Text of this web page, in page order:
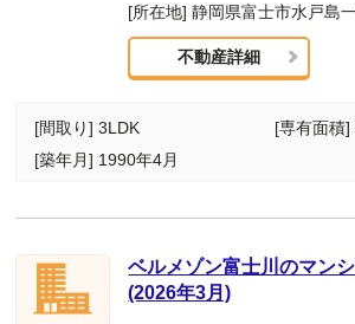
[所在地] 静岡県富士市水戸島
不動産詳細
[間取り] 3LDK
[専有面積]
[築年月] 1990年4月
ベルメゾン富士川のマン
(2026年3月)